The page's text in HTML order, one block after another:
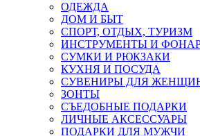
ОДЕЖДА
ДОМ И БЫТ
СПОРТ, ОТДЫХ, ТУРИЗМ
ИНСТРУМЕНТЫ И
СУМКИ И РЮКЗАКИ
КУХНЯ И ПОСУДА
СУВЕНИРЫ ДЛЯ
ЗОНТЫ
СЪЕДОБНЫЕ ПОДАРКИ
ЛИЧНЫЕ АКСЕССУАРЫ
ПОДАРКИ ДЛЯ МУЖЧИ